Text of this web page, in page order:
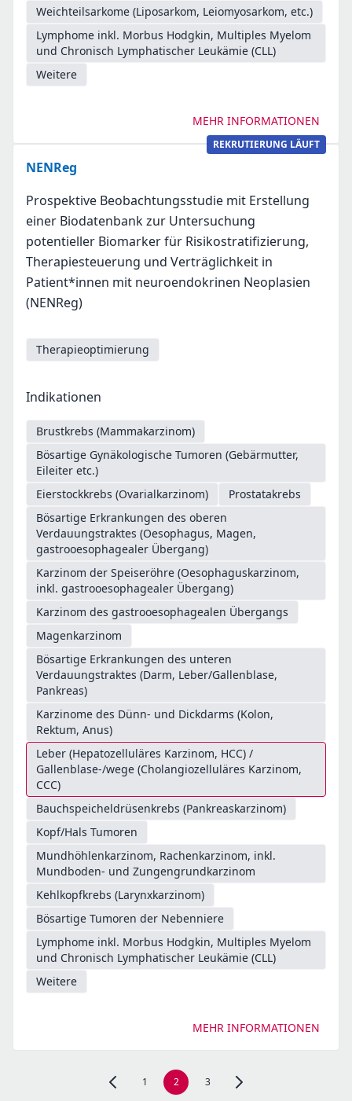
Weichteilsarkome (Liposarkom, Leiomyosarkom, etc.)
Lymphome inkl. Morbus Hodgkin, Multiples Myelom
und Chronisch Lymphatischer Leukämie (CLL)
Weitere
MEHR INFORMATIONEN
REKRUTIERUNG LÄUFT
NENReg
Prospektive Beobachtungsstudie mit Erstellung
einer Biodatenbank zur Untersuchung
potentieller Biomarker für Risikostratifizierung,
Therapiesteuerung und Verträglichkeit in
Patient*innen mit neuroendokrinen Neoplasien
(NENReg)
Therapieoptimierung
Indikationen
Brustkrebs (Mammakarzinom)
Bösartige Gynäkologische Tumoren (Gebärmutter,
Eileiter etc.)
Eierstockkrebs (Ovarialkarzinom)
Prostatakrebs
Bösartige Erkrankungen des oberen
Verdauungstraktes (Oesophagus, Magen,
gastrooesophagealer Übergang)
Karzinom der Speiseröhre (Oesophaguskarzinom,
inkl. gastrooesophagealer Übergang)
Karzinom des gastrooesophagealen Übergangs
Magenkarzinom
Bösartige Erkrankungen des unteren
Verdauungstraktes (Darm, Leber/Gallenblase,
Pankreas)
Karzinome des Dünn- und Dickdarms (Kolon,
Rektum, Anus)
Leber (Hepatozelluläres Karzinom, HCC) /
Gallenblase-/wege (Cholangiozelluläres Karzinom,
CCC)
Bauchspeicheldrüsenkrebs (Pankreaskarzinom)
Kopf/Hals Tumoren
Mundhöhlenkarzinom, Rachenkarzinom, inkl.
Mundboden- und Zungengrundkarzinom
Kehlkopfkrebs (Larynxkarzinom)
Bösartige Tumoren der Nebenniere
Lymphome inkl. Morbus Hodgkin, Multiples Myelom
und Chronisch Lymphatischer Leukämie (CLL)
Weitere
MEHR INFORMATIONEN
Zur vorherigen Seite, Seite 1 navigieren
1 2 3 Zur nächsten Seite, Seite